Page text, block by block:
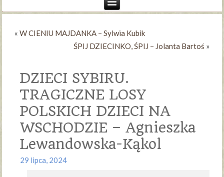
«W CIENIU MAJDANKA – Sylwia Kubik
ŚPIJ DZIECINKO, ŚPIJ – Jolanta Bartoś »
DZIECI SYBIRU.
TRAGICZNE LOSY
POLSKICH DZIECI NA
WSCHODZIE – Agnieszka
Lewandowska-Kąkol
29 lipca, 2024